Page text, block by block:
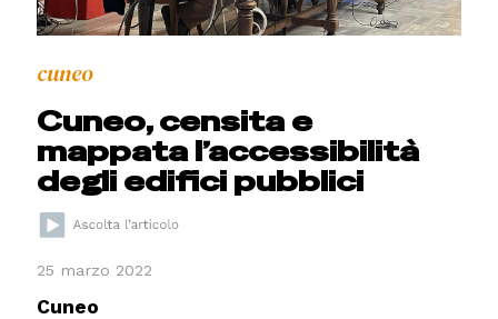
cuneo
Cuneo, censita e
mappata l’accessibilità
degli edifici pubblici
25 marzo 2022
Cuneo